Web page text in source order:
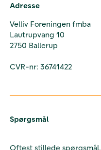
Adresse
Velliv Foreningen fmba
Lautrupvang 10
2750 Ballerup
CVR-nr: 36741422
Spørgsmål
Oftest stillede spørgsmål.